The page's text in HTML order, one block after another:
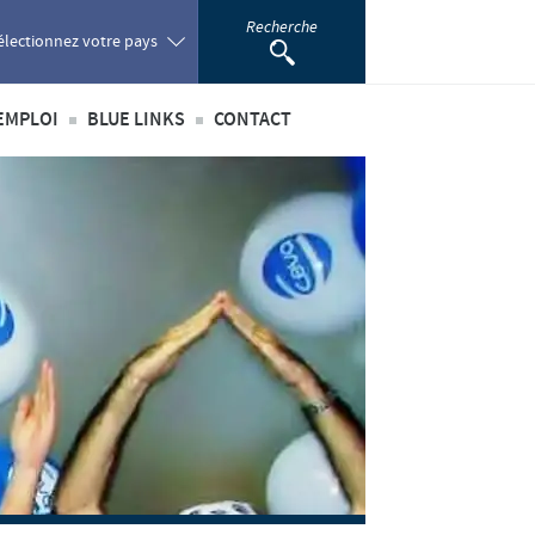
votre pays
Africa
Spain
Recherche
métiers
de recrutement
personnel
étudiant
BLUE LINKS CONTACT